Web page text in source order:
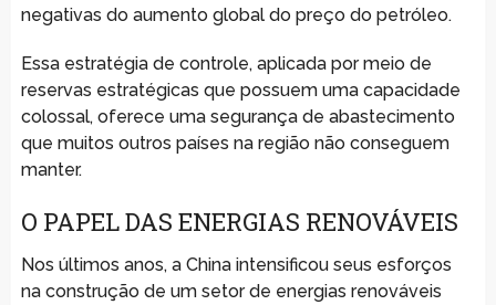
negativas do aumento global do preço do petróleo.
Essa estratégia de controle, aplicada por meio de
reservas estratégicas que possuem uma capacidade
colossal, oferece uma segurança de abastecimento
que muitos outros países na região não conseguem
manter.
O PAPEL DAS ENERGIAS RENOVÁVEIS
Nos últimos anos, a China intensificou seus esforços
na construção de um setor de energias renováveis